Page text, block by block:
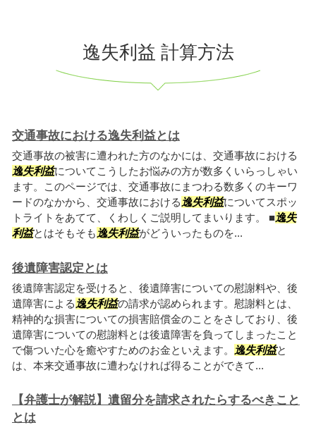
逸失利益 計算方法
交通事故における逸失利益とは
交通事故の被害に遭われた方のなかには、交通事故における
逸失利益についてこうしたお悩みの方が数多くいらっしゃい
ます。このページでは、交通事故にまつわる数多くのキーワ
ードのなかから、交通事故における 逸失利益についてスポッ
トライトをあてて、くわしくご説明してまいります。 ■逸失
利益とはそもそも 逸失利益がどういったものを...
後遺障害認定とは
後遺障害認定を受けると、後遺障害についての慰謝料や、後
遺障害による 逸失利益の請求が認められます。慰謝料とは、
精神的な損害についての損害賠償金のことをさしており、後
遺障害についての慰謝料とは後遺障害を負ってしまったこと
で傷ついた心を癒やすためのお金といえます。
逸失利益と
は、本来交通事故に遭わなければ得ることができて...
【弁護士が解説】遺留分を請求されたらするべきこと
とは